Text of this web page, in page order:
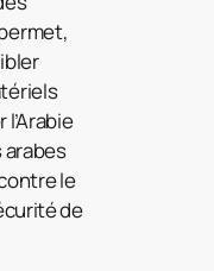
arabes
le
de